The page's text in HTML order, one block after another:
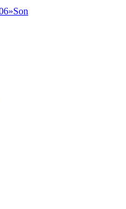
»Son